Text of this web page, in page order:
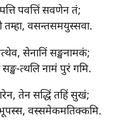
पवत्तिं सवणेन तं;
तम्हा, वसन्तसमयुस्सवा.
सेनानिं सङ्खनामकं;
त्थलि नामं पुरं गमि.
तेन सद्धिं तहिं सुखं;
वस्समेकमतिक्कमि.